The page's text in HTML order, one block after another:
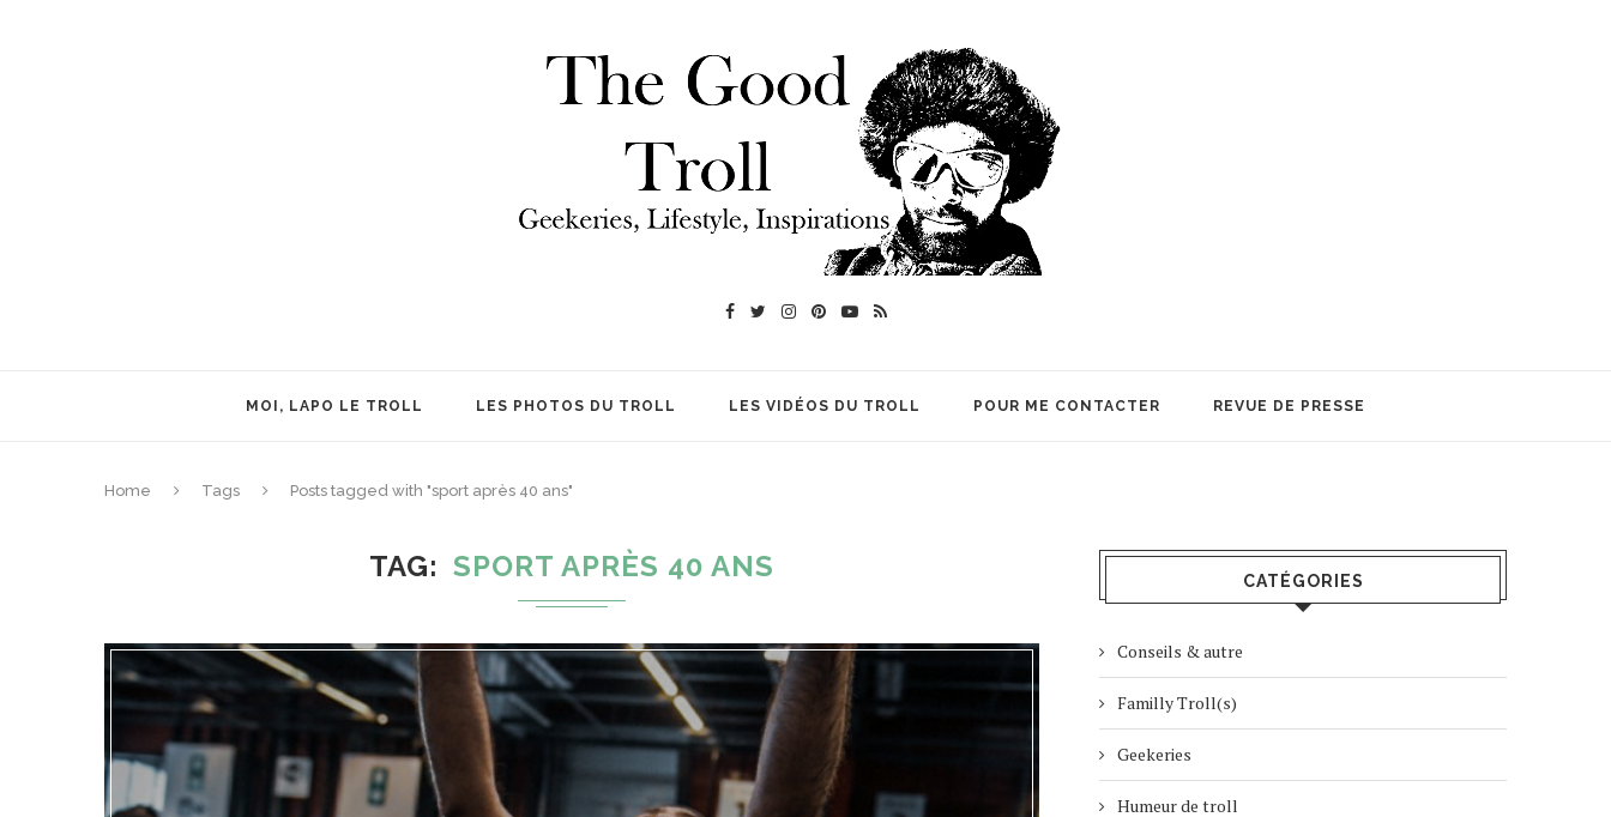
MOI, LAPO LE TROLL LES PHOTOS DU TROLL LES VIDÉOS DU TROLL POUR ME CONTACTER REVUE DE PRESSE
Home Tags Posts tagged with "sport après 40 ans"
TAG SPORT APRÈS 40 ANS CATÉGORIES
Conseils & autre
Familly Troll(s)
Geekeries
Humeur de troll